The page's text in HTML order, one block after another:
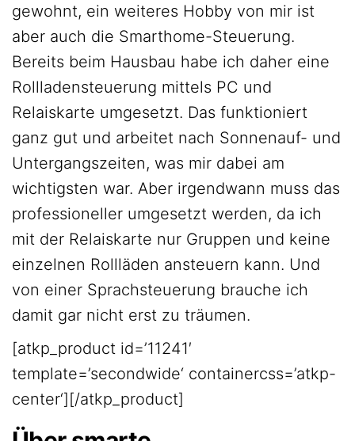
gewohnt, ein weiteres Hobby von mir ist
aber auch die Smarthome-Steuerung.
Bereits beim Hausbau habe ich daher eine
Rollladensteuerung mittels PC und
Relaiskarte umgesetzt. Das funktioniert
ganz gut und arbeitet nach Sonnenauf- und
Untergangszeiten, was mir dabei am
wichtigsten war. Aber irgendwann muss das
professioneller umgesetzt werden, da ich
mit der Relaiskarte nur Gruppen und keine
einzelnen Rollläden ansteuern kann. Und
von einer Sprachsteuerung brauche ich
damit gar nicht erst zu träumen.
[atkp_product id=’11241′
template=’secondwide‘ containercss=’atkp-
center‘][/atkp_product]